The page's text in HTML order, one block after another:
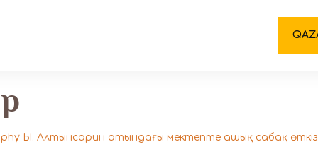
Ы. Алтынсарин атындағы мектепте ашық сабақ